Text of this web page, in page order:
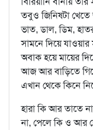
তবুও জিনিষটা
ভাত, ডাল, ডিম,
সামনে দিয়ে
অবাক হয়ে মায়ের
আজ আর বাড়িতে
এখান থেকে কিনে
হারা কি আর তাতে
না, পেলে কি ও আর